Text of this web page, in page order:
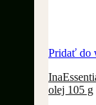
Pridať do
olej 105 g